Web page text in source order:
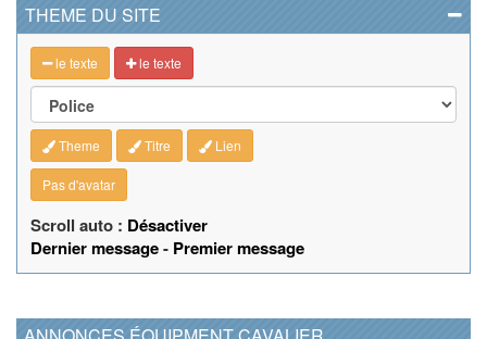
THEME DU SITE
le texte le texte
Theme Titre Lien
Pas d'avatar
Scroll auto : Désactiver
Dernier message- Premier message